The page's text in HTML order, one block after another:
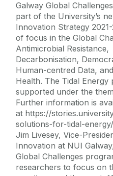
Galway Global
part of the University’s
Innovation Strategy
of focus in the Global
Antimicrobial Resistance,
Decarbonisation,
Human-centred Data,
Health. The Tidal Energy
supported under the
Further information is
at https://
solutions-for-tidal-
Jim Livesey, Vice-
Innovation at NUI
Global Challenges
researchers to focus on